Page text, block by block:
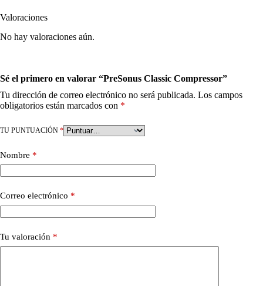
Valoraciones
No hay valoraciones aún.
Sé el primero en valorar “PreSonus Classic Compressor”
Tu dirección de correo electrónico no será publicada. Los campos
obligatorios están marcados con *
TU PUNTUACIÓN *
Nombre *
Correo electrónico *
Tu valoración *